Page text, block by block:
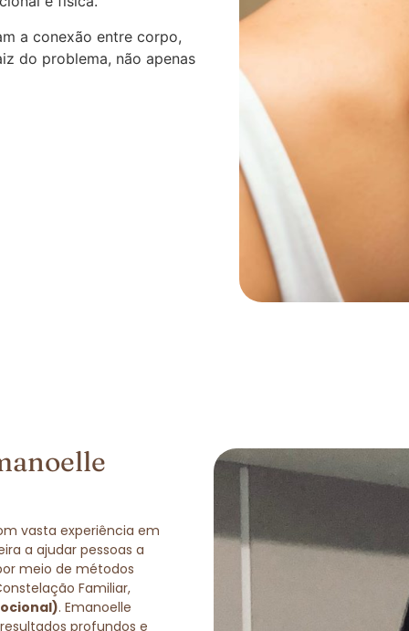
a conexão entre corpo,
do problema, não apenas
vasta experiência em
a ajudar pessoas a
meio de métodos
Familiar,
. Emanoelle
profundos e